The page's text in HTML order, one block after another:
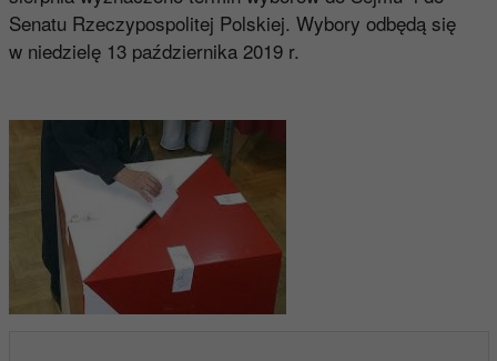
Senatu Rzeczypospolitej Polskiej. Wybory odbędą się
w niedzielę 13 października 2019 r.